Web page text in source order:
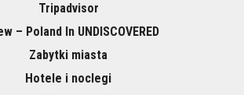
Tripadvisor
– Poland In UNDISCOVERED
Zabytki miasta
Hotele i noclegi